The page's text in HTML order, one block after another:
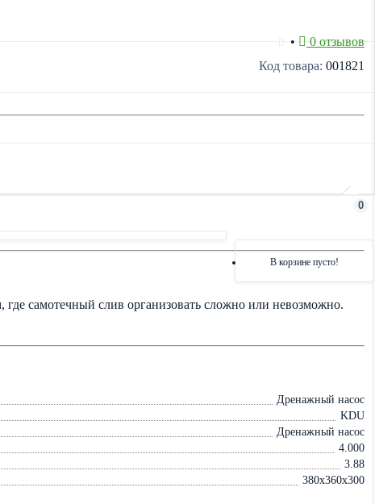
0
В корзине пусто!
•
0 отзывов
Код товара: 001821
самотечный слив организовать сложно или невозможно.
Дренажный насос
KDU
Дренажный насос
4.000
3.88
380x360x300